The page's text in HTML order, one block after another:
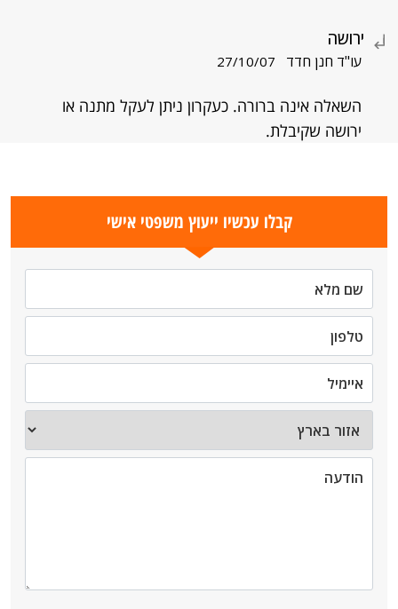
ירושה
עו"ד חנן חדד 27/10/07
השאלה אינה ברורה. כעקרון ניתן לעקל מתנה או
ירושה שקיבלת.
קבלו עכשיו ייעוץ משפטי אישי